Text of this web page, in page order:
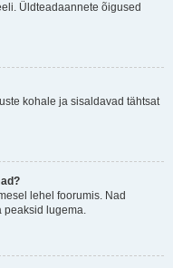
Üldteadaannete õigused
kohale ja sisaldavad tähtsat
lehel foorumis. Nad
peaksid lugema.